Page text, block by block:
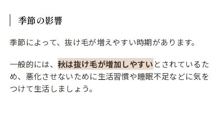
季節の影響
季節によって、抜け毛が増えやすい時期があります。
一般的には、 秋は抜け毛が増加しやすい とされているた
め、悪化させないために生活習慣や睡眠不足などに気を
つけて生活しましょう。